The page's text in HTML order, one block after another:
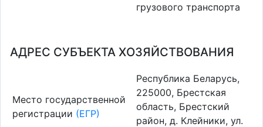
грузового транспорта
АДРЕС СУБЪЕКТА ХОЗЯЙСТВОВАНИЯ
Место государственной
регистрации (ЕГР)
Республика Беларусь,
225000, Брестская
область, Брестский
район, д. Клейники, ул.